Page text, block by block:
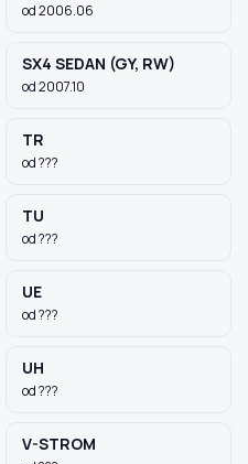
od 2006.06
SX4 SEDAN (GY, RW)
od 2007.10
TR
od ???
TU
od ???
UE
od ???
UH
od ???
V-STROM